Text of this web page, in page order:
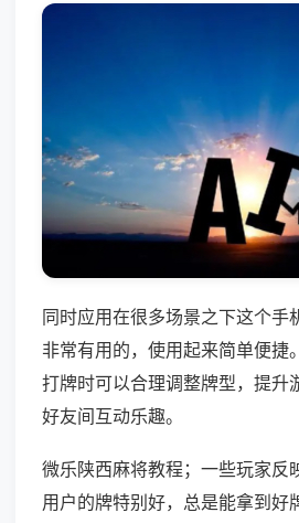
同时应用在很多场景之下这个手
非常有用的，使用起来简单便捷
打牌时可以合理调整牌型，提升
好友间互动乐趣。
微乐陕西麻将教程；一些玩家反
用户的牌特别好，总是能拿到好